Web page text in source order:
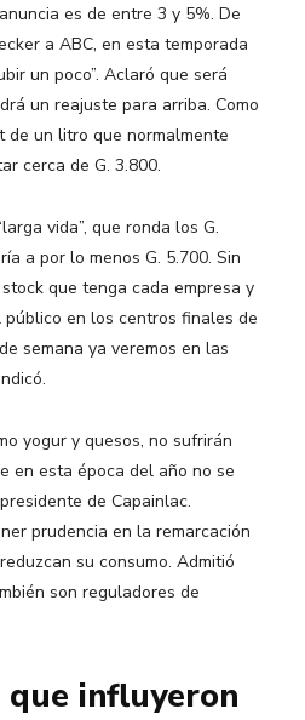
es de entre 3 y 5%. De
a ABC, en esta temporada
un poco”. Aclaró que será
un reajuste para arriba. Como
de un litro que normalmente
cerca de G. 3.800.
vida”, que ronda los G.
a por lo menos G. 5.700. Sin
que tenga cada empresa y
en los centros finales de
semana ya veremos en las
yogur y quesos, no sufrirán
en esta época del año no se
de Capainlac.
prudencia en la remarcación
su consumo. Admitió
son reguladores de
influyeron